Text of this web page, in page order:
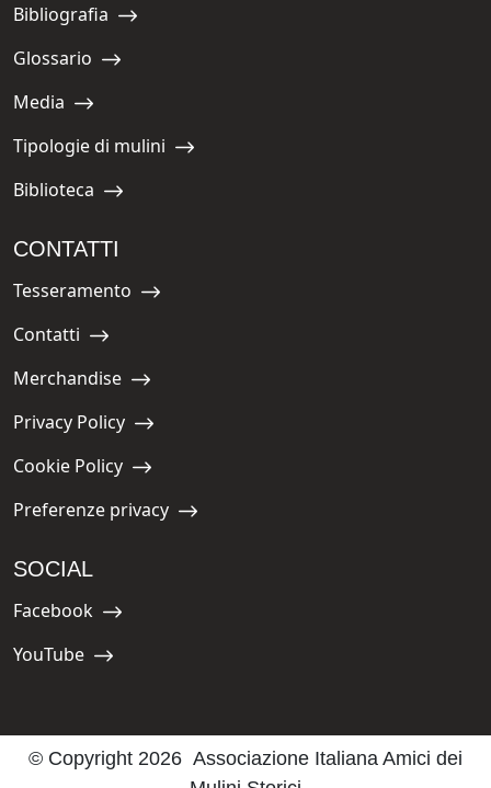
Navigate to:
Bibliografia
Navigate to:
Glossario
Navigate to:
Media
Navigate to:
Tipologie di mulini
Navigate to:
Biblioteca
CONTATTI
Navigate to:
Tesseramento
Navigate to:
Contatti
Navigate to:
Merchandise
Navigate to:
Privacy Policy
Navigate to:
Cookie Policy
Navigate to:
Preferenze privacy
SOCIAL
Navigate to:
Facebook
Navigate to:
YouTube
© Copyright 2026 Associazione Italiana Amici dei